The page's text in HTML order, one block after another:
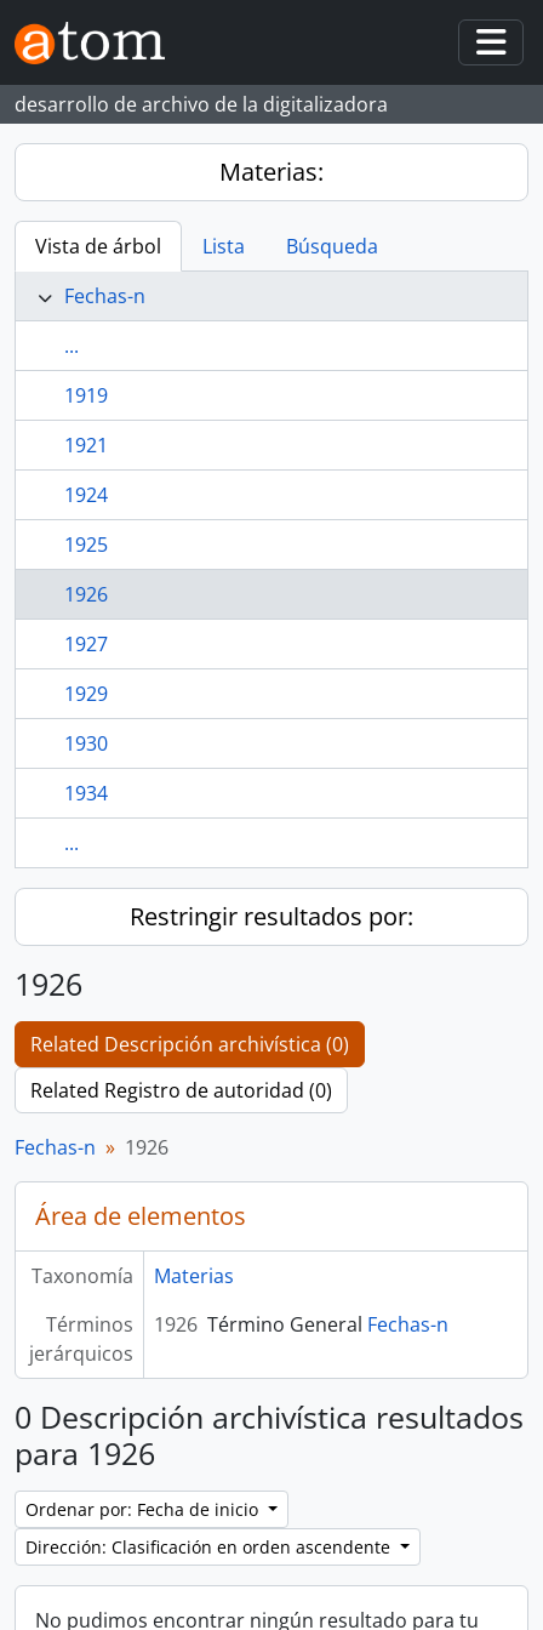
Skip to main content
desarrollo de archivo de la digitalizadora
Materias:
Vista de árbol Lista
Búsqueda
Fechas-n
...
1919
1921
1924
1925
1926
1927
1929
1930
1934
...
Restringir resultados por:
1926
Related Descripción archivística (0)
Related Registro de autoridad (0)
Fechas-n 1926
Área de elementos
Taxonomía
Materias
Términos
jerárquicos
1926 Término General Fechas-n
0 Descripción archivística resultados
para 1926
Ordenar por: Fecha de inicio
Dirección: Clasificación en orden ascendente
No pudimos encontrar ningún resultado para tu